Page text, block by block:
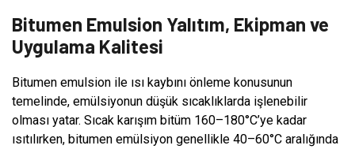
Bitumen Emulsion Yalıtım, Ekipman ve
Uygulama Kalitesi
Bitumen emulsion ile ısı kaybını önleme konusunun
temelinde, emülsiyonun düşük sıcaklıklarda işlenebilir
olması yatar. Sıcak karışım bitüm 160–180°C’ye kadar
ısıtılırken, bitumen emülsiyon genellikle 40–60°C aralığında